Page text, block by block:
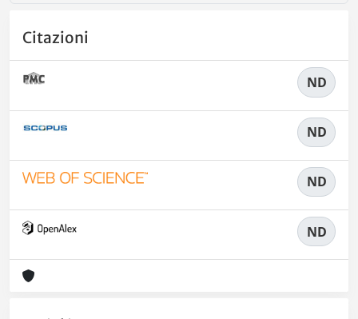
Citazioni
ND
ND
ND
ND